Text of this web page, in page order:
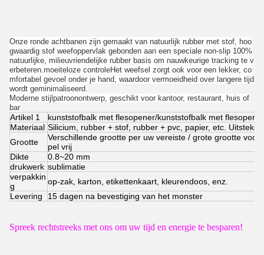
Onze ronde achtbanen zijn gemaakt van natuurlijk rubber met stof, hoo
gwaardig stof weefoppervlak gebonden aan een speciale non-slip 100%
natuurlijke, milieuvriendelijke rubber basis om nauwkeurige tracking te v
erbeteren.moeiteloze controleHet weefsel zorgt ook voor een lekker, co
mfortabel gevoel onder je hand, waardoor vermoeidheid over langere tijd
wordt geminimaliseerd.
Moderne stijlpatroonontwerp, geschikt voor kantoor, restaurant, huis of
bar
Artikel 1
kunststofbalk met flesopener/kunststofbalk met
Materiaal Silicium, rubber + stof, rubber + pvc, papier, etc.
Grootte
Verschillende grootte per uw vereiste / grote grootte voor
pel vrij
Dikte
0.8~20 mm
drukwerk sublimatie
verpakkin
g
op-zak, karton, etikettenkaart, kleurendoos, enz.
Levering
15 dagen na bevestiging van het monster
Spreek rechtstreeks met ons om uw tijd en energie te besparen!